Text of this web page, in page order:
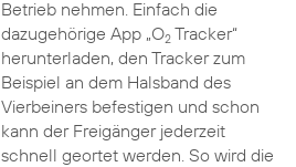
Betrieb nehmen. Einfach die
dazugehörige App „O2Tracker“
herunterladen, den Tracker zum
Beispiel an dem Halsband des
Vierbeiners befestigen und schon
kann der Freigänger jederzeit
schnell geortet werden. So wird die